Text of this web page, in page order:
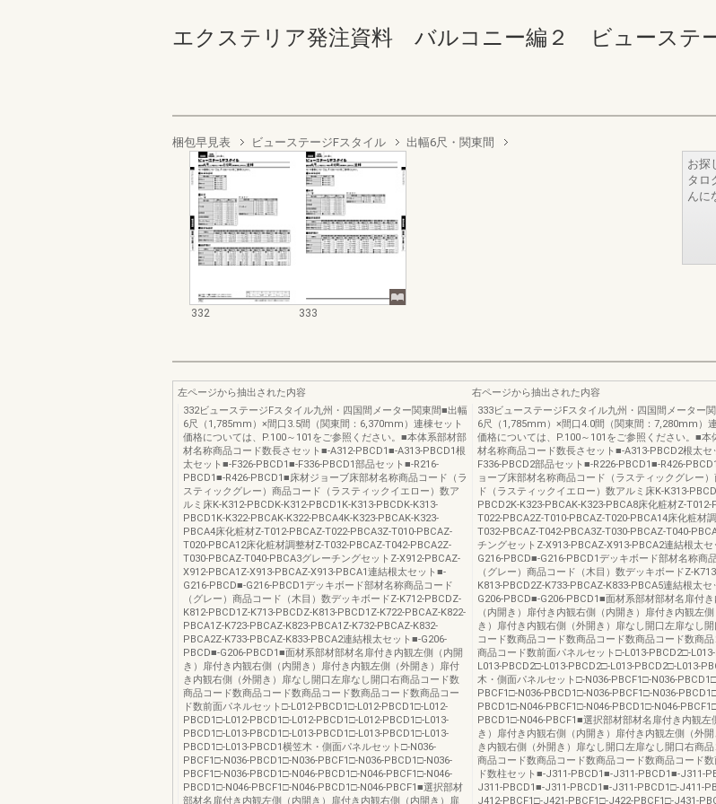
エクステリア発注資料 バルコニー編２ ビューステ
梱包早見表 ビューステージFスタイル 出幅6尺・関東間
332 333
お探
タロ
んに
左ページから抽出された内容
332ビューステージFスタイル九州・四国間メーター関東間■出幅
6尺（1,785mm）×間口3.5間（関東間：6,370mm）連棟セット
価格については、P.100～101をご参照ください。■本体系部材部
材名称商品コード数長さセット■-A312-PBCD1■-A313-PBCD1根
太セット■-F326-PBCD1■-F336-PBCD1部品セット■-R216-
PBCD1■-R426-PBCD1■床材ジョーブ床部材名称商品コード（ラ
スティックグレー）商品コード（ラスティックイエロー）数ア
ルミ床K-K312-PBCDK-K312-PBCD1K-K313-PBCDK-K313-
PBCD1K-K322-PBCAK-K322-PBCA4K-K323-PBCAK-K323-
PBCA4床化粧材Z-T012-PBCAZ-T022-PBCA3Z-T010-PBCAZ-
T020-PBCA12床化粧材調整材Z-T032-PBCAZ-T042-PBCA2Z-
T030-PBCAZ-T040-PBCA3グレーチングセットZ-X912-PBCAZ-
X912-PBCA1Z-X913-PBCAZ-X913-PBCA1連結根太セット■-
G216-PBCD■-G216-PBCD1デッキボード部材名称商品コード
（グレー）商品コード（木目）数デッキボードZ-K712-PBCDZ-
K812-PBCD1Z-K713-PBCDZ-K813-PBCD1Z-K722-PBCAZ-K822-
PBCA1Z-K723-PBCAZ-K823-PBCA1Z-K732-PBCAZ-K832-
PBCA2Z-K733-PBCAZ-K833-PBCA2連結根太セット■-G206-
PBCD■-G206-PBCD1■面材系部材部材名扉付き内観左側（内開
き）扉付き内観右側（内開き）扉付き内観左側（外開き）扉付
き内観右側（外開き）扉なし開口左扉なし開口右商品コード数
商品コード数商品コード数商品コード数商品コード数商品コー
ド数前面パネルセット□-L012-PBCD1□-L012-PBCD1□-L012-
PBCD1□-L012-PBCD1□-L012-PBCD1□-L012-PBCD1□-L013-
PBCD1□-L013-PBCD1□-L013-PBCD1□-L013-PBCD1□-L013-
PBCD1□-L013-PBCD1横笠木・側面パネルセット□-N036-
PBCF1□-N036-PBCD1□-N036-PBCF1□-N036-PBCD1□-N036-
PBCF1□-N036-PBCD1□-N046-PBCD1□-N046-PBCF1□-N046-
PBCD1□-N046-PBCF1□-N046-PBCD1□-N046-PBCF1■選択部材
部材名扉付き内観左側（内開き）扉付き内観右側（内開き）扉
右ページから抽出された内容
333ビューステージFスタイル九州・四国間メーター
6尺（1,785mm）×間口4.0間（関東間：7,280mm）
価格については、P.100～101をご参照ください。■本
材名称商品コード数長さセット■-A313-PBCD2根太セ
F336-PBCD2部品セット■-R226-PBCD1■-R426-
ョーブ床部材名称商品コード（ラスティックグレー
ド（ラスティックイエロー）数アルミ床K-K313-
PBCD2K-K323-PBCAK-K323-PBCA8床化粧材Z-T012-
T022-PBCA2Z-T010-PBCAZ-T020-PBCA14床化粧材
T032-PBCAZ-T042-PBCA3Z-T030-PBCAZ-T040-
チングセットZ-X913-PBCAZ-X913-PBCA2連結根太セ
G216-PBCD■-G216-PBCD1デッキボード部材名称商
（グレー）商品コード（木目）数デッキボードZ-
K813-PBCD2Z-K733-PBCAZ-K833-PBCA5連結根太セ
G206-PBCD■-G206-PBCD1■面材系部材部材名扉付
（内開き）扉付き内観右側（内開き）扉付き内観左
き）扉付き内観右側（外開き）扉なし開口左扉なし
コード数商品コード数商品コード数商品コード数商品
商品コード数前面パネルセット□-L013-PBCD2□-
L013-PBCD2□-L013-PBCD2□-L013-PBCD2□-L013-
木・側面パネルセット□-N036-PBCF1□-N036-
PBCF1□-N036-PBCD1□-N036-PBCF1□-N036-
PBCD1□-N046-PBCF1□-N046-PBCD1□-N046-
PBCD1□-N046-PBCF1■選択部材部材名扉付き内観左
き）扉付き内観右側（内開き）扉付き内観左側（外
き内観右側（外開き）扉なし開口左扉なし開口右商品
商品コード数商品コード数商品コード数商品コード数
ド数柱セット■-J311-PBCD1■-J311-PBCD1■-J311-
J311-PBCD1■-J311-PBCD1■-J311-PBCD1□-J411-
J412-PBCF1□-J421-PBCF1□-J422-PBCF1□-J431-